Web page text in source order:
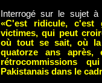
Interrogé sur le sujet à
«C'est ridicule, c'est
victimes, qui peut
où tout se sait, où
quatorze ans
rétrocommissions
Pakistanais dans le